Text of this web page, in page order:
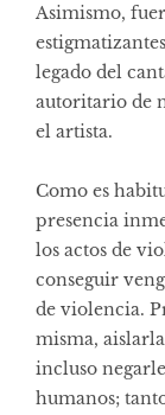
Asimismo,
legado del
autoritario de
el artista.
Como es
presencia
los actos de
conseguir
de violencia.
misma,
incluso
humanos;